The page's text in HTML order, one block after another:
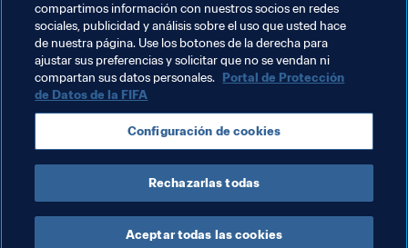
Temas relacionados
Organización Vietnam AFC
Football for Schools
compartimos información con nuestros socios en redes
sociales, publicidad y análisis sobre el uso que usted hace
de nuestra página. Use los botones de la derecha para
ajustar sus preferencias y solicitar que no se vendan ni
compartan sus datos personales. Portal de Protección
de Datos de la FIFA
Configuración de cookies
Rechazarlas todas
Aceptar todas las cookies